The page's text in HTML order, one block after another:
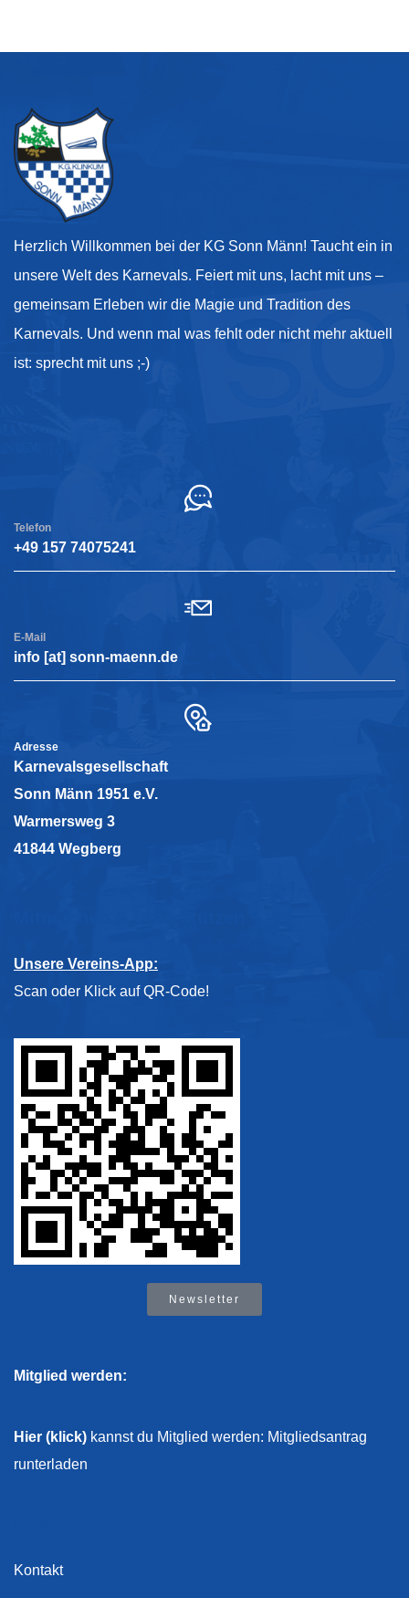
Herzlich Willkommen bei der KG Sonn Männ! Taucht ein in
unsere Welt des Karnevals. Feiert mit uns, lacht mit uns –
gemeinsam Erleben wir die Magie und Tradition des
Karnevals. Und wenn mal was fehlt oder nicht mehr aktuell
ist: sprecht mit uns ;-)
Telefon
+49 157 74075241
E-Mail
info [at] sonn-maenn.de
Adresse
Karnevalsgesellschaft
Sonn Männ 1951 e.V.
Warmersweg 3
41844 Wegberg
Unsere Vereins-App:
Scan oder Klick auf QR-Code!
Newsletter
Mitglied werden:
Hier (klick) kannst du Mitglied werden: Mitgliedsantrag
runterladen
Kontakt